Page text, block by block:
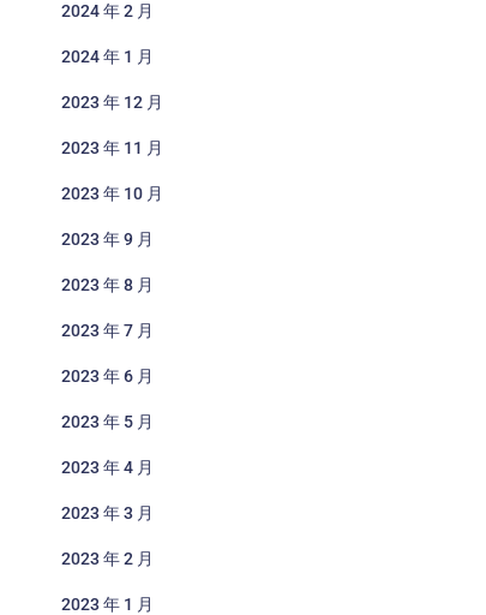
2024 年 2 月
2024 年 1 月
2023 年 12 月
2023 年 11 月
2023 年 10 月
2023 年 9 月
2023 年 8 月
2023 年 7 月
2023 年 6 月
2023 年 5 月
2023 年 4 月
2023 年 3 月
2023 年 2 月
2023 年 1 月